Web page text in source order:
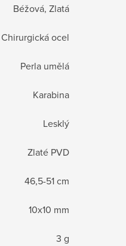
Béžová, Zlatá
Chirurgická ocel
Perla umělá
Karabina
Lesklý
Zlaté PVD
46,5-51 cm
10x10 mm
3 g